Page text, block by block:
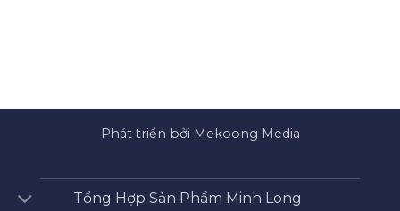
Phát triển bởi Mekoong Media
Tổng Hợp Sản Phẩm Minh Long